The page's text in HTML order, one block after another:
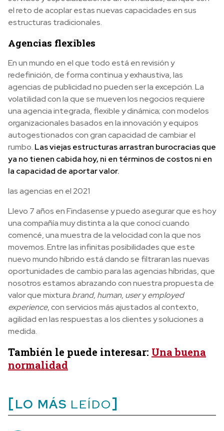
el reto de acoplar estas nuevas capacidades en sus
estructuras tradicionales.
Agencias flexibles
En un mundo en el que todo está en revisión y
redefinición, de forma continua y exhaustiva, las
agencias de publicidad no pueden ser la excepción. La
volatilidad con la que se mueven los negocios requiere
una agencia integrada, flexible y dinámica; con modelos
organizacionales basados en la innovación y equipos
autogestionados con gran capacidad de cambiar el
rumbo. Las viejas estructuras arrastran burocracias que
ya no tienen cabida hoy, ni en términos de costos ni en
la capacidad de aportar valor.
las agencias en el 2021
Llevo 7 años en Findasense y puedo asegurar que es hoy
una compañía muy distinta a la que conocí cuando
comencé, una muestra de la velocidad con la que nos
movemos. Entre las infinitas posibilidades que este
nuevo mundo híbrido está dando se filtraran las nuevas
oportunidades de cambio para las agencias híbridas, que
nosotros estamos abrazando con nuestra propuesta de
valor que mixtura brand, human, useryemployed
experience, con servicios más ajustados al contexto,
agilidad en las respuestas a los clientes y soluciones a
medida.
También le puede interesar: Una buena
normalidad
LO MÁS LEÍDO